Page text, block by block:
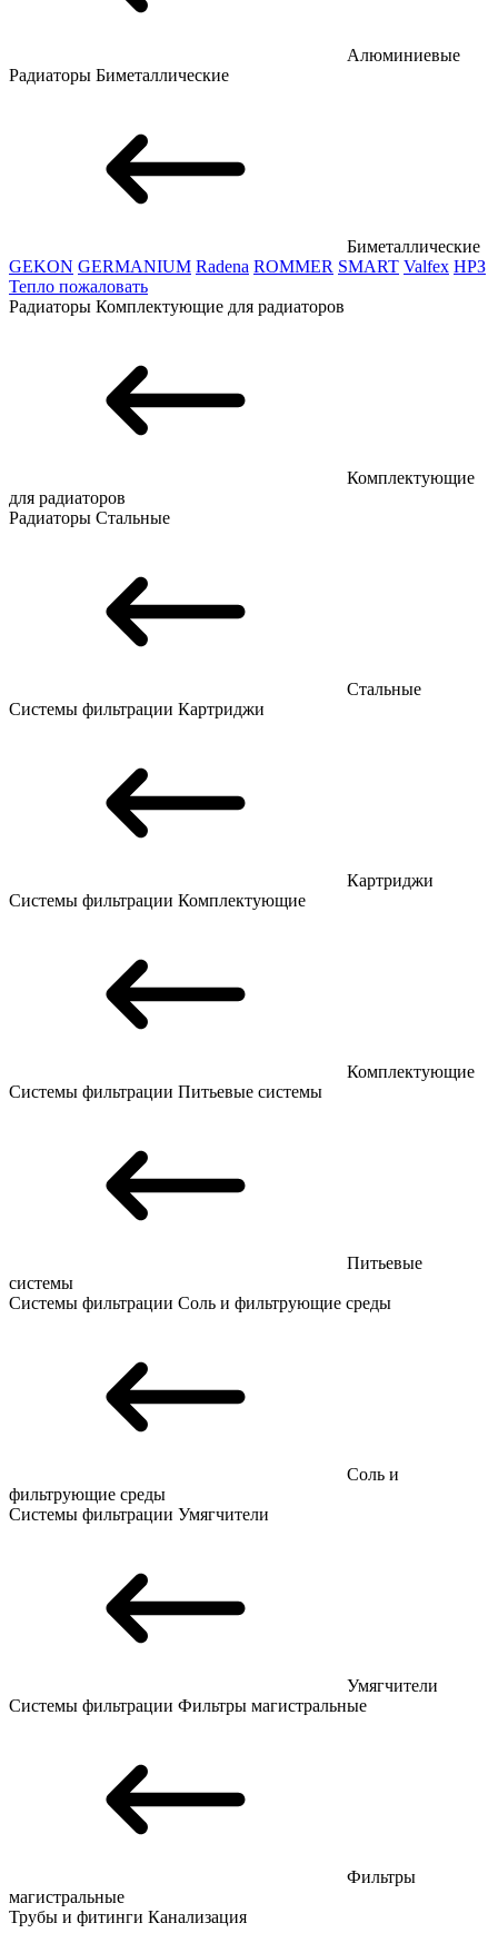
Алюминиевые
Радиаторы Биметаллические
Биметаллические
GEKON GERMANIUM Radena ROMMER SMART Valfex НРЗ
Тепло пожаловать
Радиаторы Комплектующие для радиаторов
Комплектующие
для радиаторов
Радиаторы Стальные
Стальные
Системы фильтрации Картриджи
Картриджи
Системы фильтрации Комплектующие
Комплектующие
Системы фильтрации Питьевые системы
Питьевые
системы
Системы фильтрации Соль и фильтрующие среды
Соль и
фильтрующие среды
Системы фильтрации Умягчители
Умягчители
Системы фильтрации Фильтры магистральные
Фильтры
магистральные
Трубы и фитинги Канализация